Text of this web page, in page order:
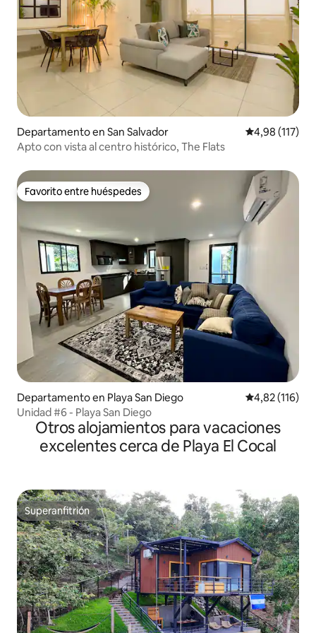
Departamento en San Salvador Calificación
4,98 (117)
Apto con vista al centro histórico, The Flats
Favorito entre huéspedes
Favorito entre huéspedes
Departamento en Playa San Diego Calificación
4,82 (116)
Unidad #6 - Playa San Diego
Otros alojamientos para vacaciones
excelentes cerca de Playa El Cocal
Superanfitrión
Superanfitrión